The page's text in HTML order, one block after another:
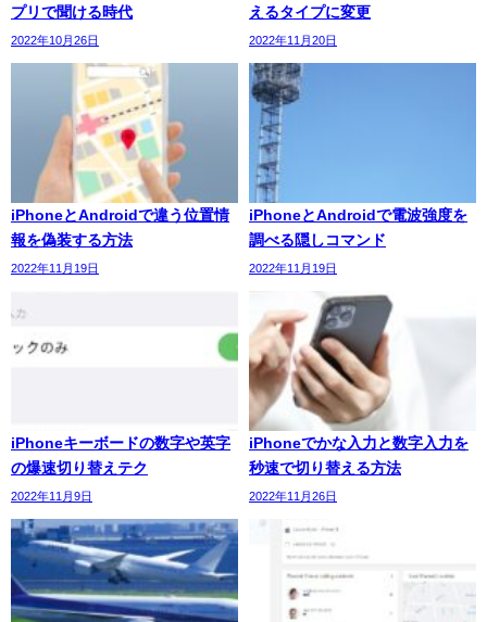
プリで聞ける時代
2022年10月26日
えるタイプに変更
2022年11月20日
iPhoneとAndroidで違う位置情
報を偽装する方法
2022年11月19日
iPhoneとAndroidで電波強度を
調べる隠しコマンド
2022年11月19日
iPhoneキーボードの数字や英字
の爆速切り替えテク
2022年11月9日
iPhoneでかな入力と数字入力を
秒速で切り替える方法
2022年11月26日